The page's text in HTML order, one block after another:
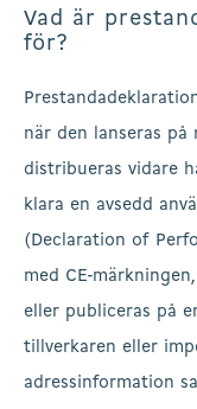
Vad är
för?
när den lanseras på
distribueras vidare
klara en avsedd
(Declaration of
med CE-
eller publiceras på
tillverkaren eller
adressinformation